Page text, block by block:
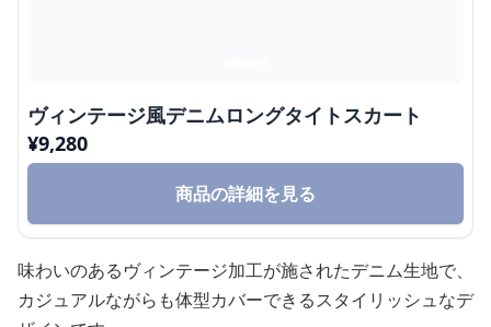
ヴィンテージ風デニムロングタイトスカート
¥9,280
商品の詳細を見る
味わいのあるヴィンテージ加工が施されたデニム生地で、
カジュアルながらも体型カバーできるスタイリッシュなデ